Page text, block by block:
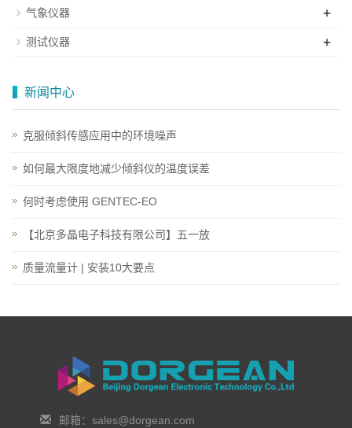
气象仪器 +
测试仪器 +
新闻中心
克服倾斜传感应用中的环境噪声
如何最大限度地减少倾斜仪的温度误差
何时考虑使用 GENTEC-EO
【北京多晶电子科技有限公司】五一放
质量流量计 | 安装10大要点
邮箱：sales@dorgean.com